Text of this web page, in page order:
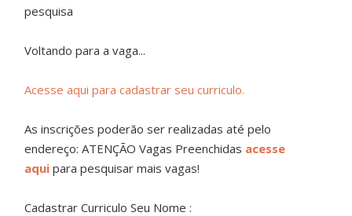
pesquisa
Voltando para a vaga...
Acesse aqui para cadastrar seu curriculo.
As inscrições poderão ser realizadas até pelo
endereço: ATENÇÃO Vagas Preenchidas acesse
aqui para pesquisar mais vagas!
Cadastrar Curriculo Seu Nome :